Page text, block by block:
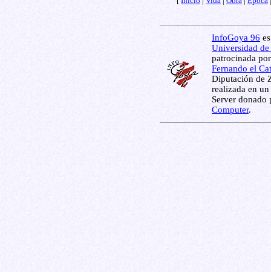
InfoGoya 96
Universidad de
patrocinada
Fernando el
Diputación de
realizada en
Server donado
Computer.